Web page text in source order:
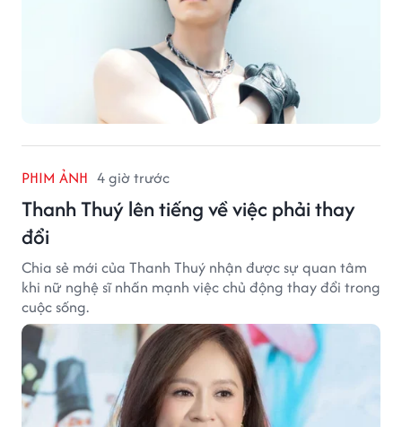
PHIM ẢNH 4 giờ trước
Thanh Thuý lên tiếng về việc phải thay
đổi
Chia sẻ mới của Thanh Thuý nhận được sự quan tâm
khi nữ nghệ sĩ nhấn mạnh việc chủ động thay đổi trong
cuộc sống.